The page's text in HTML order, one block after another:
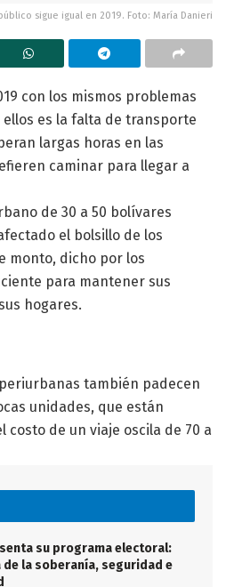
sigue igual en 2019. Foto: María Danieri
con los mismos problemas
es la falta de transporte
largas horas en las
caminar para llegar a
de 30 a 50 bolívares
el bolsillo de los
monto, dicho por los
para mantener sus
hogares.
también padecen
unidades, que están
costo de un viaje oscila de 70 a
su programa electoral:
de la soberanía, seguridad e